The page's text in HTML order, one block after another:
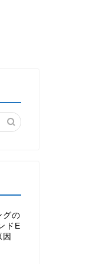
グの
ドE